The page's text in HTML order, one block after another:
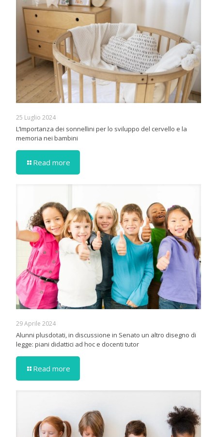
25 Luglio 2024
L’Importanza dei sonnellini per lo sviluppo del cervello e la
memoria nei bambini
Read more
29 Aprile 2024
Alunni plusdotati, in discussione in Senato un altro disegno di
legge: piani didattici ad hoc e docenti tutor
Read more